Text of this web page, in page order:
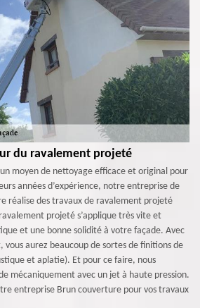
du ravalement projeté
moyen de nettoyage efficace et original pour
années d’expérience, notre entreprise de
réalise des travaux de ravalement projeté
projeté s’applique très vite et
et une bonne solidité à votre façade. Avec
aurez beaucoup de sortes de finitions de
et aplatie). Et pour ce faire, nous
mécaniquement avec un jet à haute pression.
entreprise Brun couverture pour vos travaux